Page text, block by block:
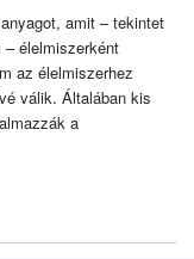
amit – tekintet
– élelmiszerként
az élelmiszerhez
válik. Általában kis
a